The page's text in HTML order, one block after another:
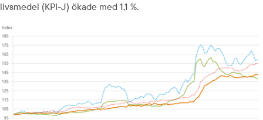
livsmedel (KPI-J) ökade med 1,1 %.